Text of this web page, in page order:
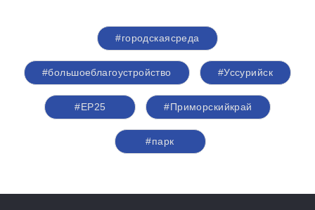
#городскаясреда
#большоеблагоустройство #Уссурийск
#ЕР25 #Приморскийкрай
#парк